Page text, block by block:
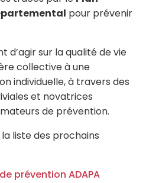
pour prévenir
d’agir sur la qualité de vie
collective à une
individuelle, à travers des
et novatrices
de prévention.
liste des prochains
prévention ADAPA